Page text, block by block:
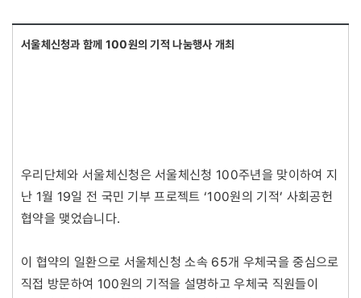
서울체신청과 함께 100원의 기적 나눔행사 개최
우리단체와 서울체신청은 서울체신청 100주년을 맞이하여 지
난 1월 19일 전 국민 기부 프로젝트 ‘100원의 기적’ 사회공헌
협약을 맺었습니다.
이 협약의 일환으로 서울체신청 소속 65개 우체국을 중심으로
직접 방문하여 100원의 기적을 설명하고 우체국 직원들이